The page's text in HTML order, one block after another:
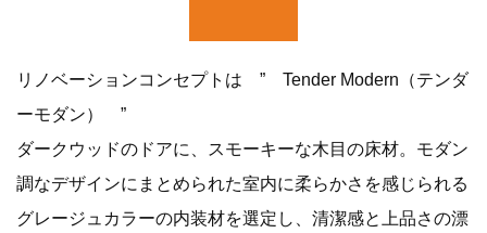
リノベーションコンセプトは ” Tender Modern（テンダ
ーモダン） ”
ダークウッドのドアに、スモーキーな木目の床材。モダン
調なデザインにまとめられた室内に柔らかさを感じられる
グレージュカラーの内装材を選定し、清潔感と上品さの漂